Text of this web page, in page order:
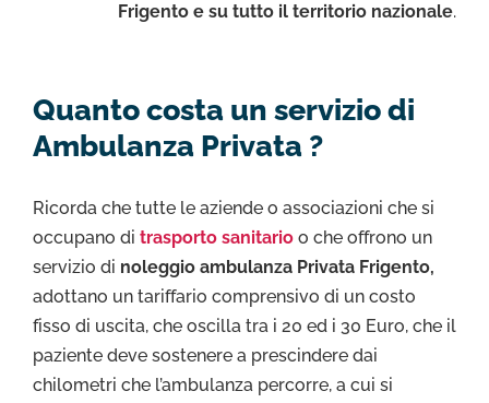
Frigento e su tutto il territorio nazionale.
Quanto costa un servizio di
Ambulanza Privata ?
Ricorda che tutte le aziende o associazioni che si
occupano di trasporto sanitario o che offrono un
servizio di noleggio ambulanza Privata Frigento,
adottano un tariffario comprensivo di un costo
fisso di uscita, che oscilla tra i 20 ed i 30 Euro, che il
paziente deve sostenere a prescindere dai
chilometri che l’ambulanza percorre, a cui si